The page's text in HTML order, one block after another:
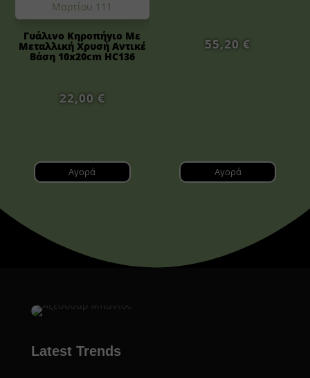
Γυάλινο Κηροπήγιο Με
Μεταλλική Χρυσή Αντικέ
Βάση 10x20cm HC136
22,00 €
Αγορά
55,20€
Αγορά
Latest Trends